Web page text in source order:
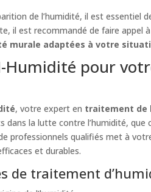
de l’humidité, il est essentiel
il est recommandé de faire
murale adaptées à votre
Humidité pour
, votre expert en traitement de
dans la lutte contre l’humidité, que
professionnels qualifiés met à
et durables.
de traitement